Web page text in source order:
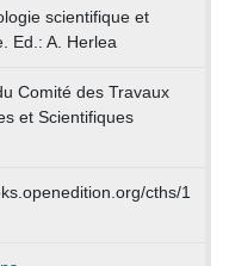
scientifique et
Ed.: A. Herlea
Comité des Travaux
et Scientifiques
cths/1